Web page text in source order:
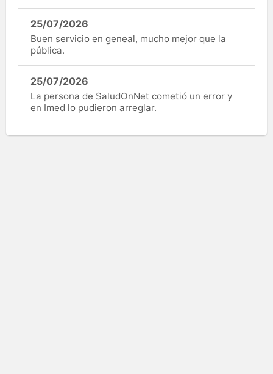
25/07/2026
Buen servicio en geneal, mucho mejor que la
pública.
25/07/2026
La persona de SaludOnNet cometió un error y
en Imed lo pudieron arreglar.